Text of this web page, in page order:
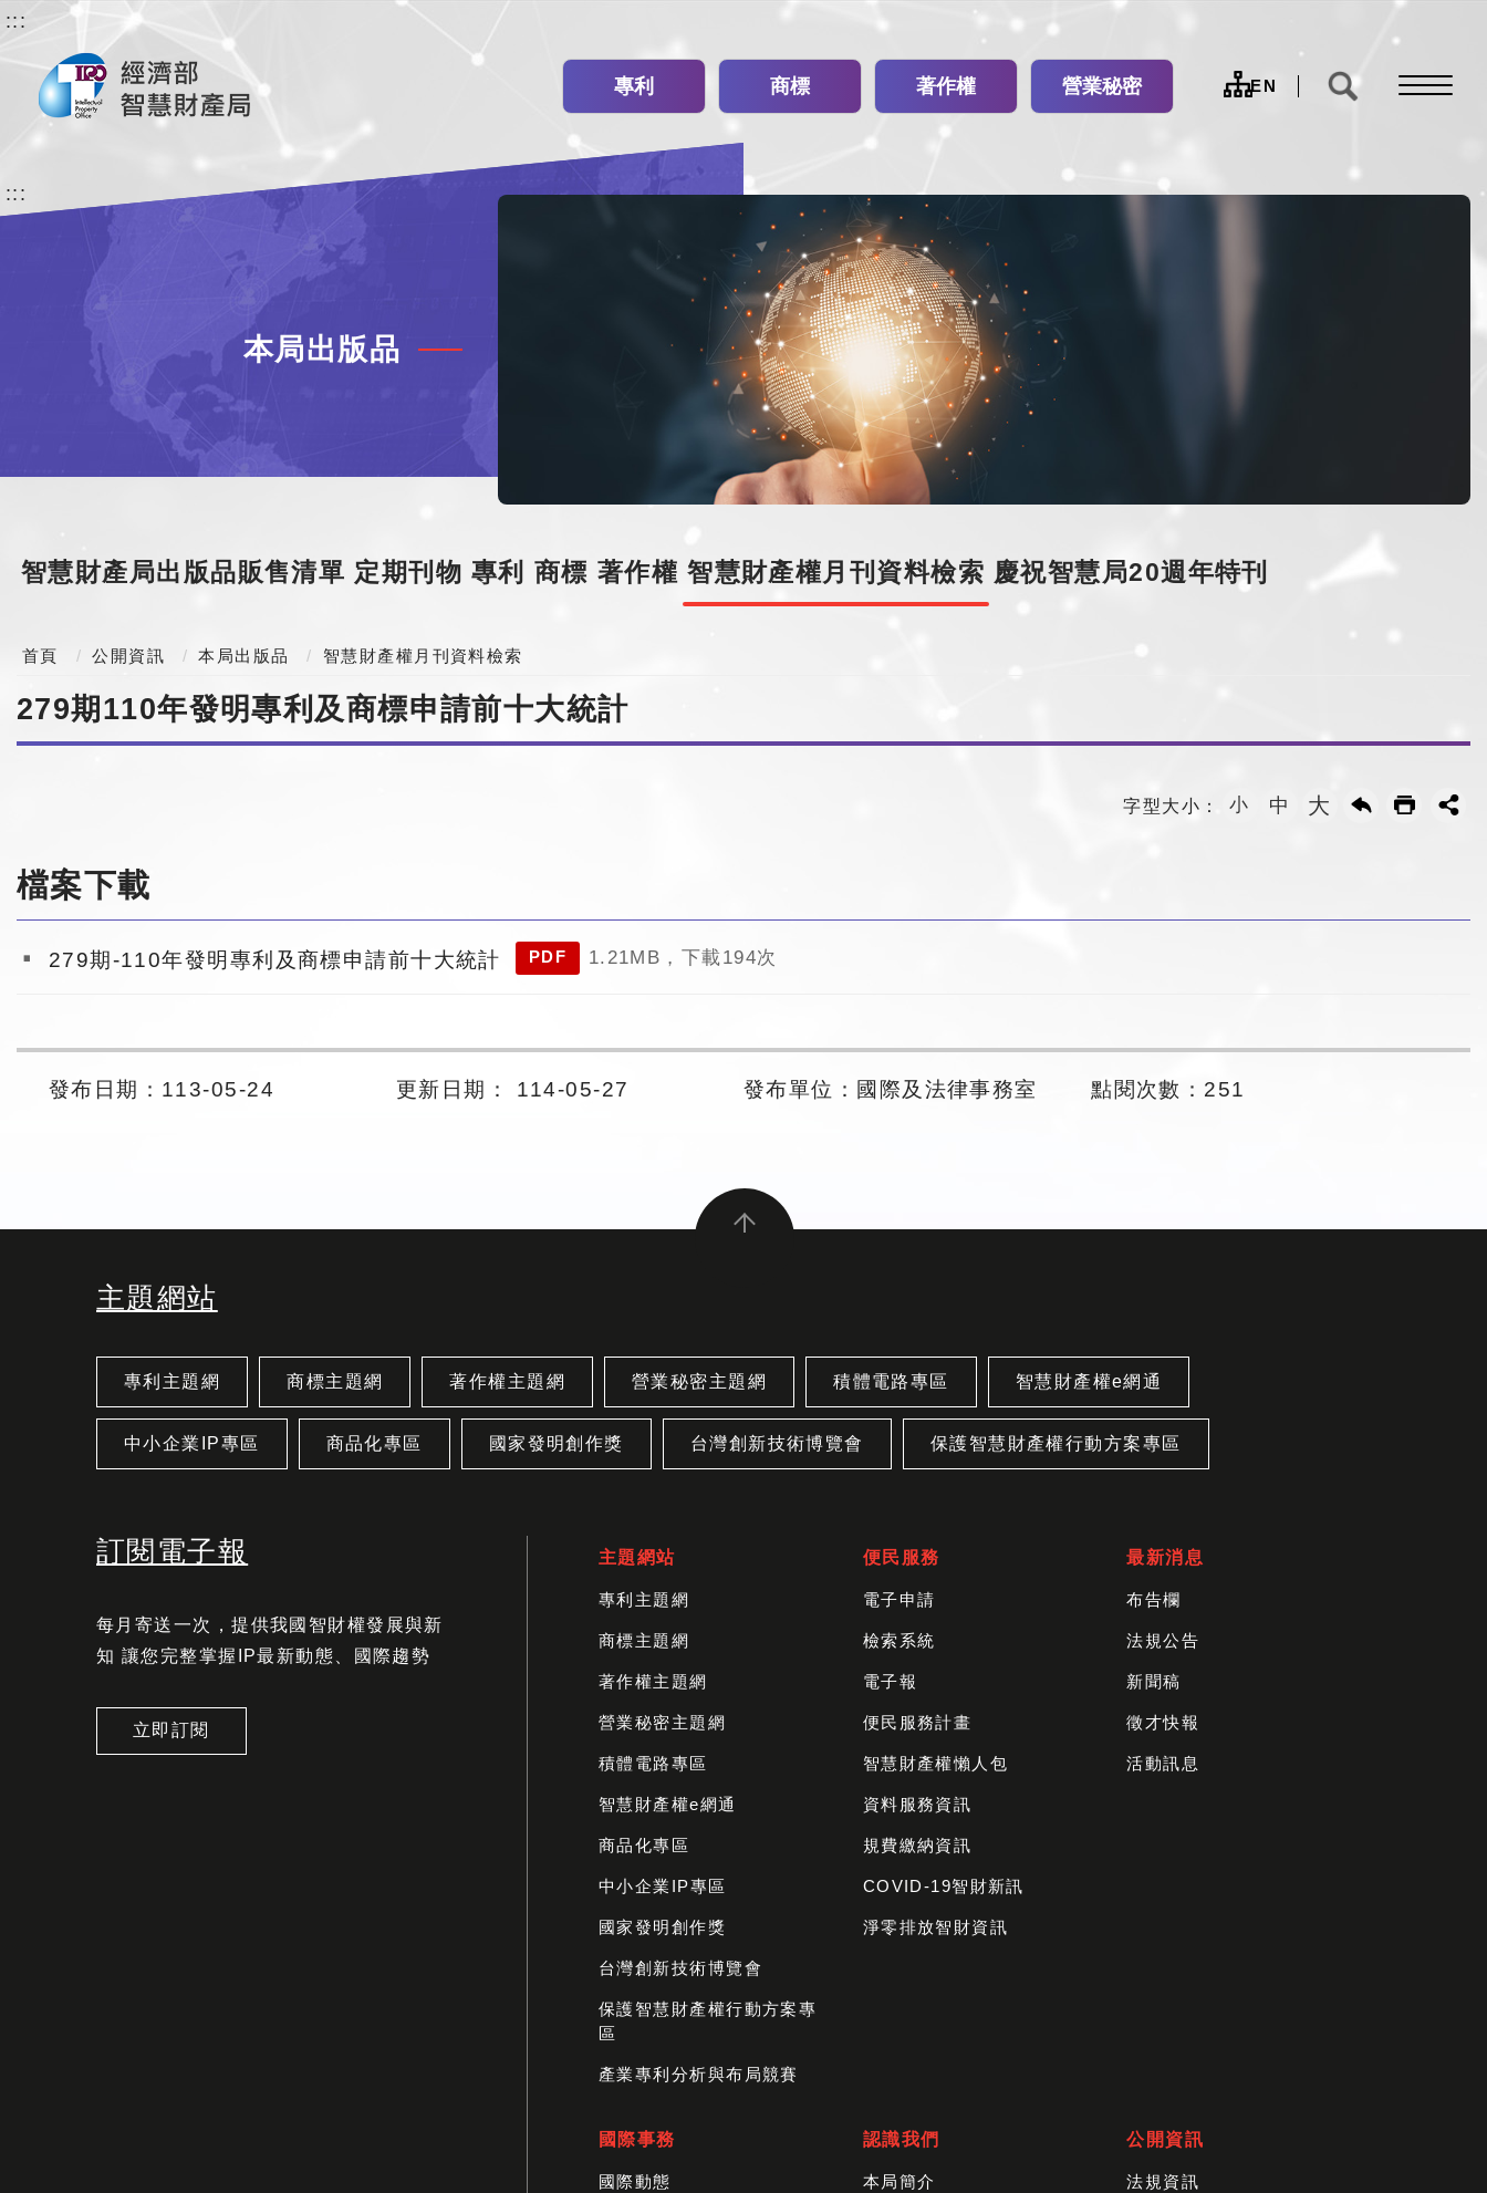
:::
專利 商標 著作權 營業秘密
網
EN
:::
本局出版品
智慧財產局出版品販售清單 定期刊物 專利 商標 著作權 智慧財產權月刊資料檢索 慶祝智慧局20週年特刊
首頁 公開資訊 本局出版品 智慧財產權月刊資料檢索
279期110年發明專利及商標申請前十大統計
字型大小： 小 中 大
檔案下載
279期-110年發明專利及商標申請前十大統計 PDF 1.21MB，下載194次
發布日期：113-05-24 更新日期： 114-05-27 發布單位：國際及法律事務室 點閱次數：251
主題網站
專利主題網 商標主題網 著作權主題網 營業秘密主題網 積體電路專區 智慧財產權e網通
中小企業IP專區 商品化專區 國家發明創作獎 台灣創新技術博覽會 保護智慧財產權行動方案專區
訂閱電子報
每月寄送一次，提供我國智財權發展與新
知 讓您完整掌握IP最新動態、國際趨勢
立即訂閱
主題網站
專利主題網
商標主題網
著作權主題網
營業秘密主題網
積體電路專區
智慧財產權e網通
商品化專區
中小企業IP專區
國家發明創作獎
台灣創新技術博覽會
保護智慧財產權行動方案專
區
產業專利分析與布局競賽
便民服務
電子申請
檢索系統
電子報
便民服務計畫
智慧財產權懶人包
資料服務資訊
規費繳納資訊
COVID-19智財新訊
淨零排放智財資訊
最新消息
布告欄
法規公告
新聞稿
徵才快報
活動訊息
國際事務
國際動態
認識我們
本局簡介
公開資訊
法規資訊